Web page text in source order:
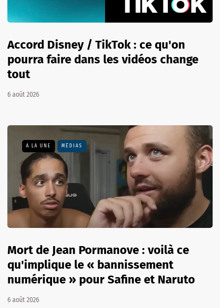
Accord Disney / TikTok : ce qu'on
pourra faire dans les vidéos change
tout
6 août 2026
A LA UNE MÉDIAS
Mort de Jean Pormanove : voilà ce
qu'implique le « bannissement
numérique » pour Safine et Naruto
6 août 2026